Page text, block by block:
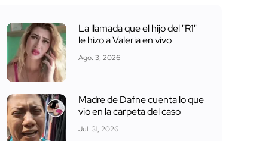
La llamada que el hijo del "R1"
le hizo a Valeria en vivo
Ago. 3, 2026
Madre de Dafne cuenta lo que
vio en la carpeta del caso
Jul. 31, 2026